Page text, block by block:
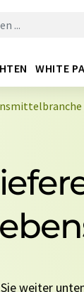
WHITE
weiter